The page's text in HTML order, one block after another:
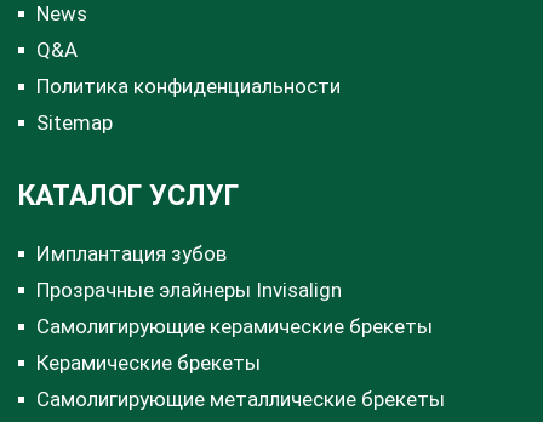
News
Q&A
Политика конфиденциальности
Sitemap
КАТАЛОГ УСЛУГ
Имплантация зубов
Прозрачные элайнеры Invisalign
Самолигирующие керамические брекеты
Керамические брекеты
Самолигирующие металлические брекеты